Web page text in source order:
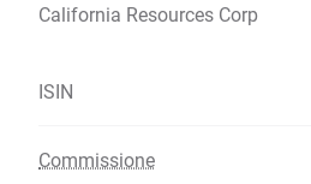
California Resources Corp
ISIN
Commissione